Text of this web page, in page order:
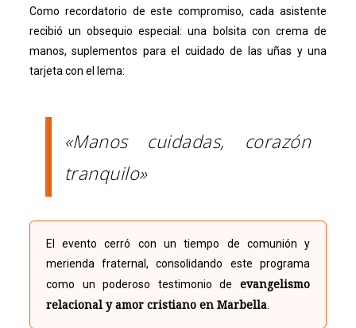
Como recordatorio de este compromiso, cada asistente
recibió un obsequio especial: una bolsita con crema de
manos, suplementos para el cuidado de las uñas y una
tarjeta con el lema:
«Manos cuidadas, corazón
tranquilo»
El evento cerró con un tiempo de comunión y
merienda fraternal, consolidando este programa
como un poderoso testimonio deevangelismo
relacional y amor cristiano en Marbella.